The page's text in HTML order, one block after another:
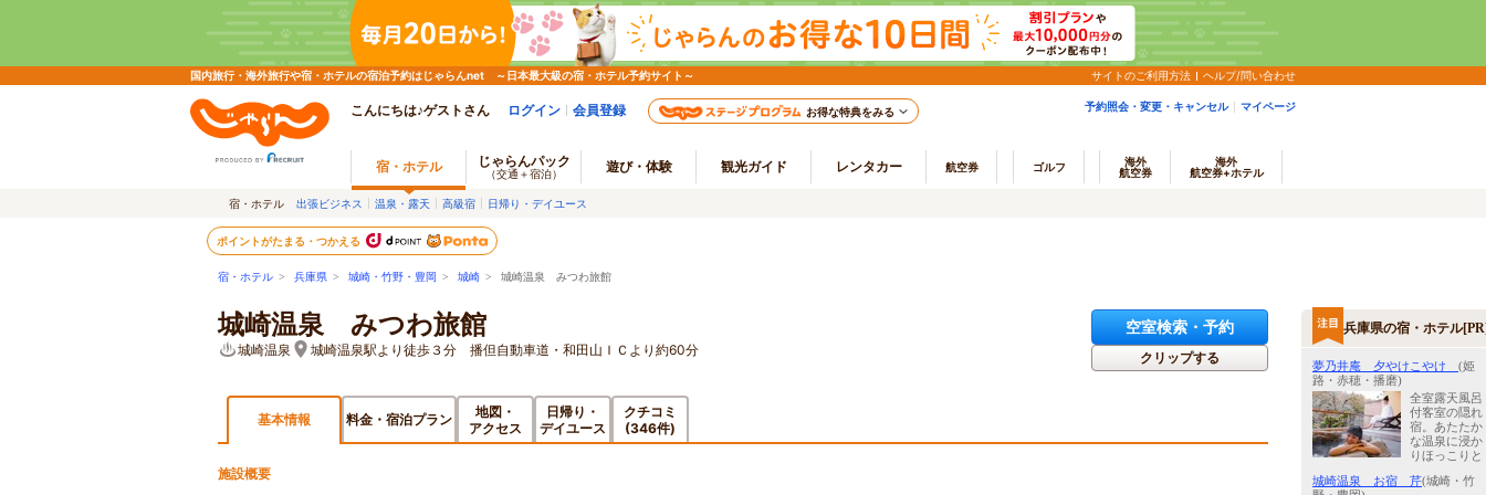
国内旅行・海外旅行や宿・ホテルの宿泊予約はじゃらんnet ～日本最大級の宿・ホテル予約サイト～ サイトのご利用方法 ヘルプ/問い合わせ
こんにちは♪ゲストさん ログイン 会員登録 お得な特典をみる 予約照会・変更・キャンセル マイページ
宿・ホテル じゃらんパック
（交通＋宿泊） 遊び・体験 観光ガイド レンタカー 航空券 ゴルフ
海外
航空券
海外
航空券+ホテル
宿・ホテル 出張ビジネス 温泉・露天 高級宿 日帰り・デイユース
ポイントがたまる・つかえる
宿・ホテル > 兵庫県 > 城崎・竹野・豊岡 > 城崎 > 城崎温泉 みつわ旅館
城崎温泉 みつわ旅館
城崎温泉 城崎温泉駅より徒歩３分 播但自動車道・和田山ＩＣより約60分
空室検索・予約
クリップする
基本情報 料金・宿泊プラン
地図・
アクセス
日帰り・
デイユース
クチコミ
(346件)
施設概要
兵庫県の宿・ホテル
夢乃井庵 夕やけこやけ (姫
路・赤穂・播磨)
全室露天風呂
付客室の隠れ
宿。あたたか
な温泉に浸か
りほっこりと
城崎温泉 お宿 芹(城崎・竹